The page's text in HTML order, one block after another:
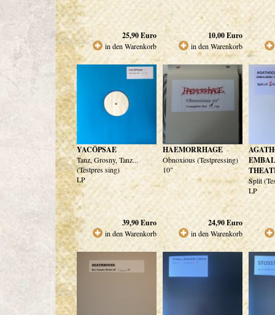
25,90Euro
in den Warenkorb
10,00Euro
in den Warenkorb
YACÖPSAE
Tanz, Grosny, Tanz...
(Testpres sing)
LP
39,90Euro
in den Warenkorb
HAEMORRHAGE
Obnoxious (Testpressing)
10"
24,90Euro
in den Warenkorb
Split
LP